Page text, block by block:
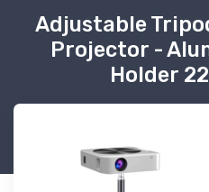
Adjustable
Projector -
Holder